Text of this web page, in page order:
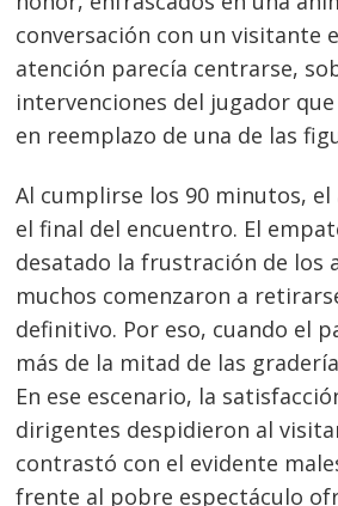
conversación con un visitante
atención parecía centrarse,
intervenciones del jugador
en reemplazo de una de las
Al cumplirse los 90 minutos,
el final del encuentro. El
desatado la frustración de los
muchos comenzaron a
definitivo. Por eso, cuando el
más de la mitad de las
En ese escenario, la
dirigentes despidieron al
contrastó con el evidente
frente al pobre espectáculo
Navegación
de
entradas